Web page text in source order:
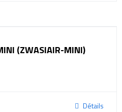
(ZWASIAIR-MINI)
Détails